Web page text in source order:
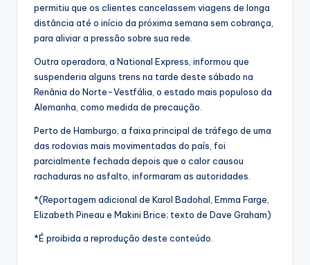
permitiu que os clientes cancelassem viagens de longa
distância até o início da próxima semana sem cobrança,
para aliviar a pressão sobre sua rede.
Outra operadora, a National Express, informou que
suspenderia alguns trens na tarde deste sábado na
Renânia do Norte-Vestfália, o estado mais populoso da
Alemanha, como medida de precaução.
Perto de Hamburgo, a faixa principal de tráfego de uma
das rodovias mais movimentadas do país, foi
parcialmente fechada depois que o calor causou
rachaduras no asfalto, informaram as autoridades.
*(Reportagem adicional de Karol Badohal, Emma Farge,
Elizabeth Pineau e Makini Brice; texto de Dave Graham)
*É proibida a reprodução deste conteúdo.